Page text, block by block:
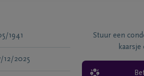
1941
12/2025
Stuur een